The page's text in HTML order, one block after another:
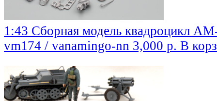
1:43 Cборная модель квадроцикл
vm174 / vanamingo-nn 3,000 р. В